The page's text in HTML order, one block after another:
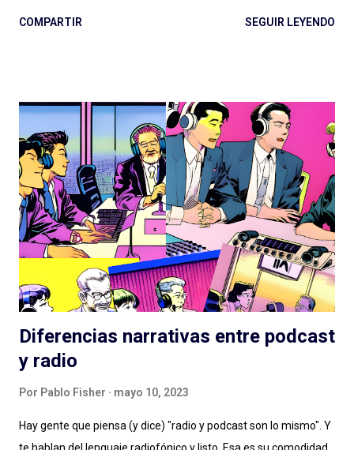
Apagón en adelante. Ese nivel presupuestario, esa dedicación
del viejo radioteatro. En ese rumbo, La Esfera es la gran
superproducción que entregó Podium Podcast este año, con
una historia (nuevamente) de ciencia ficción que retoma un
tema clásico del género: los OVNIs, la presencia extraterrestre
en nuestro planeta, las conspiraciones gubernamentales y "The
truth is out there" . Tan marcada es la influencia de X-Files en
este podcast que hasta lo celebran con la inclusión de la
COMPARTIR SEGUIR LEYENDO
Diferencias narrativas entre podcast
y radio
Por Pablo Fisher mayo 10, 2023
Hay gente que piensa (y dice) "radio y podcast son lo mismo". Y